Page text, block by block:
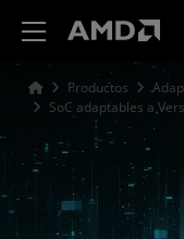
Productos
SoC adaptables a